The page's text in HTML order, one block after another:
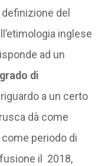
definizione del
inglese
ad un
di
riguardo a un certo
dà come
periodo di
il 2018,